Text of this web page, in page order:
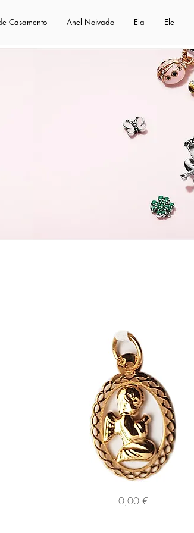
Casamento Anel Noivado Ela Ele
Preço
0,00 €